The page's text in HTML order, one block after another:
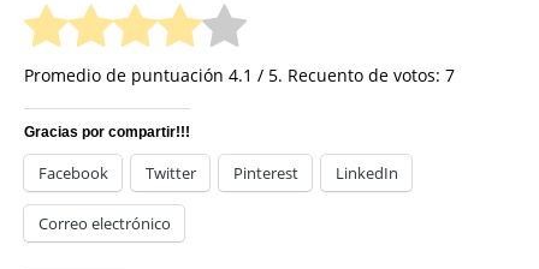
Promedio de puntuación 4.1 / 5. Recuento de votos: 7
Gracias por compartir!!!
Facebook Twitter Pinterest LinkedIn
Correo electrónico